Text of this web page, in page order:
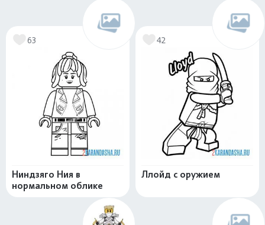
63
Ниндзяго Ния в
нормальном облике
42
Ллойд с оружием